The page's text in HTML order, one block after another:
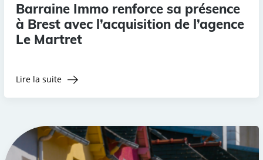
Barraine Immo renforce sa présence
à Brest avec l’acquisition de l’agence
Le Martret
Lire la suite